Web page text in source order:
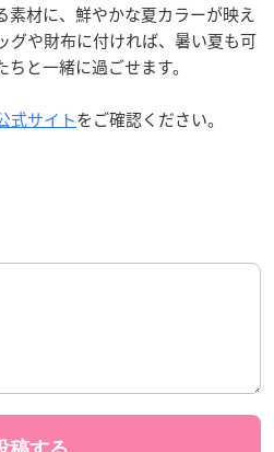
素材に、鮮やかな夏カラーが映え
グや財布に付ければ、暑い夏も可
と一緒に過ごせます。
式サイトをご確認ください。